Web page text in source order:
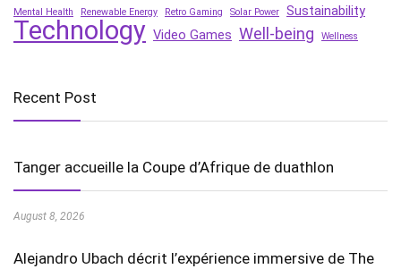
Mental Health
Renewable Energy Retro Gaming Solar Power Sustainability
Technology Video Games Well-being Wellness
Recent Post
Tanger accueille la Coupe d’Afrique de duathlon
August 8, 2026
Alejandro Ubach décrit l’expérience immersive de The